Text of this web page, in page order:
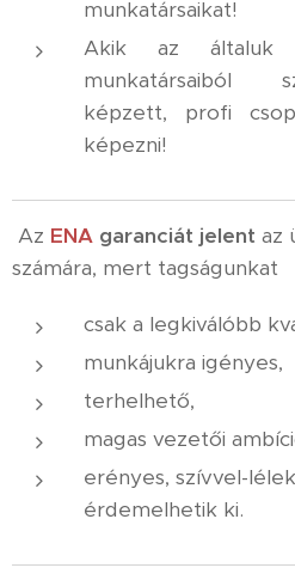
munkatársaikat!
Akik az általuk
munkatársaiból
képzett, profi
képezni!
Az ENA garanciát jelent az
számára, mert tagságunkat
csak a legkiválóbb
munkájukra igényes,
terhelhető,
magas vezetői
erényes, szívvel-
érdemelhetik ki.